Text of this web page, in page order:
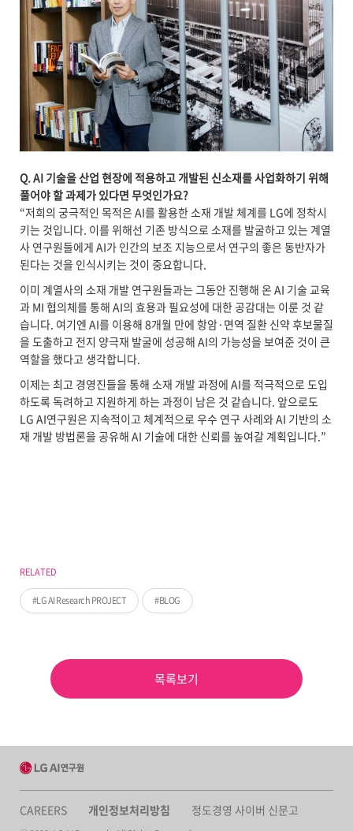
RELATED
LG AI Research PROJECT BLOG
Q. AI 기술을 산업 현장에 적용하고 개발된 신소재를 사업화하기 위해
풀어야 할 과제가 있다면 무엇인가요?
“저희의 궁극적인 목적은 AI를 활용한 소재 개발 체계를 LG에 정착시
키는 것입니다. 이를 위해선 기존 방식으로 소재를 발굴하고 있는 계열
사 연구원들에게 AI가 인간의 보조 지능으로서 연구의 좋은 동반자가
된다는 것을 인식시키는 것이 중요합니다.
이미 계열사의 소재 개발 연구원들과는 그동안 진행해 온 AI 기술 교육
과 MI 협의체를 통해 AI의 효용과 필요성에 대한 공감대는 이룬 것 같
습니다. 여기엔 AI를 이용해 8개월 만에 항암·면역 질환 신약 후보물질
을 도출하고 전지 양극재 발굴에 성공해 AI의 가능성을 보여준 것이 큰
역할을 했다고 생각합니다.
이제는 최고 경영진들을 통해 소재 개발 과정에 AI를 적극적으로 도입
하도록 독려하고 지원하게 하는 과정이 남은 것 같습니다. 앞으로도
LG AI연구원은 지속적이고 체계적으로 우수 연구 사례와 AI 기반의 소
재 개발 방법론을 공유해 AI 기술에 대한 신뢰를 높여갈 계획입니다.”
목록보기
CAREERS 개인정보처리방침 정도경영 사이버 신문고